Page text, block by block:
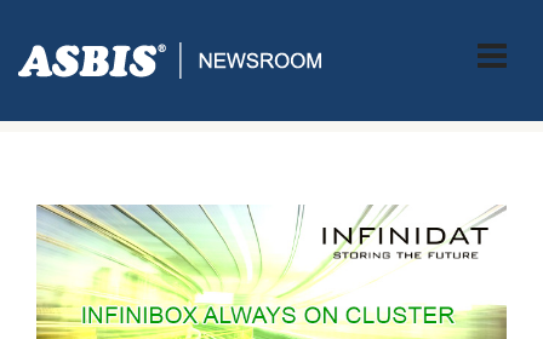
ASBIS CROATIA> SUPPLIERS> METROCLUSTER INFINIDAT I
100% GARANCIJA ALWAYS ON